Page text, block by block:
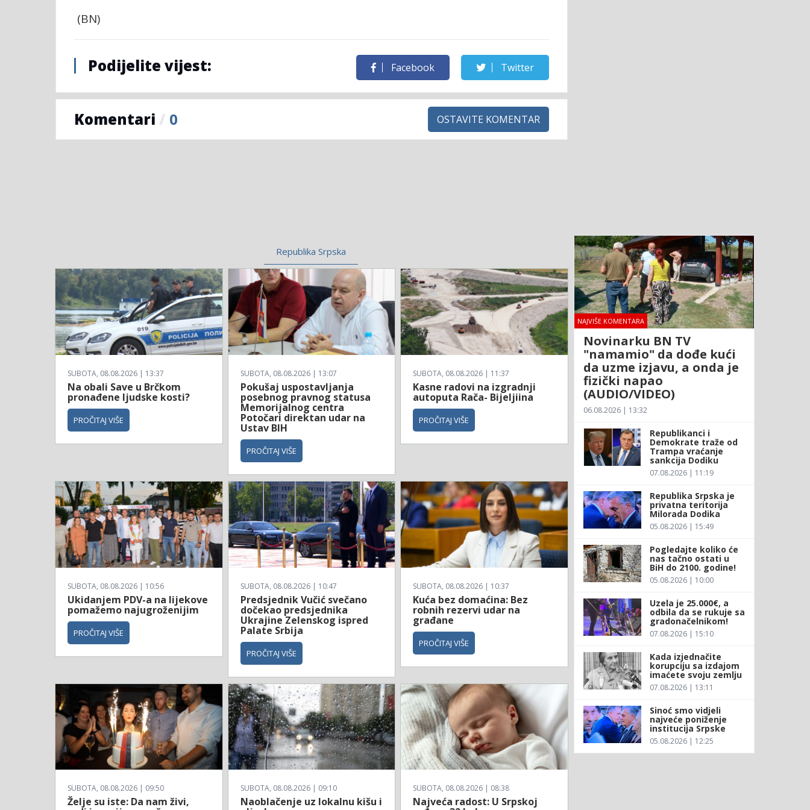
(BN)
Podijelite vijest: Facebook Twitter
Komentari / 0 OSTAVITE KOMENTAR
Republika Srpska
SUBOTA, 08.08.2026 | 13:37
Na obali Save u Brčkom
pronađene ljudske kosti?
PROČITAJ VIŠE
SUBOTA, 08.08.2026 | 13:07
Pokušaj uspostavljanja
posebnog pravnog statusa
Memorijalnog centra
Potočari direktan udar na
Ustav BIH
PROČITAJ VIŠE
SUBOTA, 08.08.2026 | 11:37
Kasne radovi na izgradnji
autoputa Rača- Bijeljiina
PROČITAJ VIŠE
SUBOTA, 08.08.2026 | 10:56
Ukidanjem PDV-a na lijekove
pomažemo najugroženijim
PROČITAJ VIŠE
SUBOTA, 08.08.2026 | 10:47
Predsjednik Vučić svečano
dočekao predsjednika
Ukrajine Zelenskog ispred
Palate Srbija
PROČITAJ VIŠE
SUBOTA, 08.08.2026 | 10:37
Kuća bez domaćina: Bez
robnih rezervi udar na
građane
PROČITAJ VIŠE
SUBOTA, 08.08.2026 | 09:50
Želje su iste: Da nam živi,
SUBOTA, 08.08.2026 | 09:10
Naoblačenje uz lokalnu kišu i
SUBOTA, 08.08.2026 | 08:38
Najveća radost: U Srpskoj
NAJVIŠE KOMENTARA
Novinarku BN TV
"namamio" da dođe kući
da uzme izjavu, a onda je
fizički napao
(AUDIO/VIDEO)
06.08.2026 | 13:32
Republikanci i
Demokrate traže od
Trampa vraćanje
sankcija Dodiku
07.08.2026 | 11:19
Republika Srpska je
privatna teritorija
Milorada Dodika
05.08.2026 | 15:49
Pogledajte koliko će
nas tačno ostati u
BiH do 2100. godine!
05.08.2026 | 10:00
Uzela je 25.000€, a
odbila da se rukuje sa
gradonačelnikom!
07.08.2026 | 15:10
Kada izjednačite
korupciju sa izdajom
imaćete svoju zemlju
07.08.2026 | 13:11
Sinoć smo vidjeli
najveće poniženje
institucija Srpske
05.08.2026 | 12:25